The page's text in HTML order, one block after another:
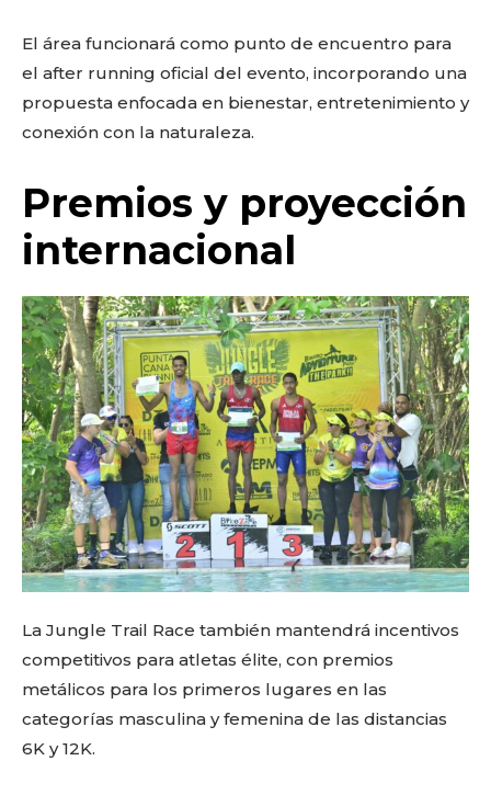
Don't miss
out!
Sing up for our newsletter
to stay in the loop.
El área funcionará como punto de encuentro para
el after running oficial del evento, incorporando una
propuesta enfocada en bienestar, entretenimiento y
conexión con la naturaleza.
Premios y proyección
internacional
La Jungle Trail Race también mantendrá incentivos
competitivos para atletas élite, con premios
metálicos para los primeros lugares en las
categorías masculina y femenina de las distancias
6K y 12K.